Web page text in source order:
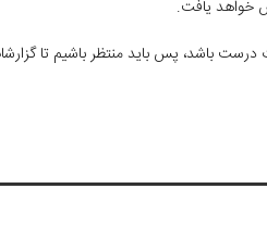
باشد، پس باید منتظر باشیم تا